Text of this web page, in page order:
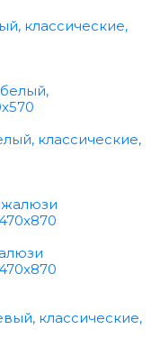
классические,
классические,